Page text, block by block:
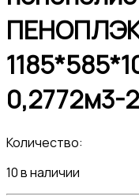
0,2772м3-
Количество:
10 в наличии